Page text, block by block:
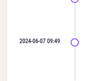
2024-06-07 09:49